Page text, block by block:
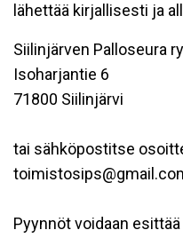
lähettää kirjallisesti ja
Siilinjärven Palloseura
Isoharjantie 6
71800 Siilinjärvi
tai sähköpostitse
Pyynnöt voidaan